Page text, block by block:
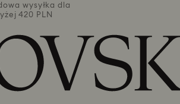
wysyłka dla
420 PLN
Bezpłatna
zamówień